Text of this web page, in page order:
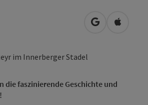
in Google
in
im Innerberger Stadel
die faszinierende Geschichte und